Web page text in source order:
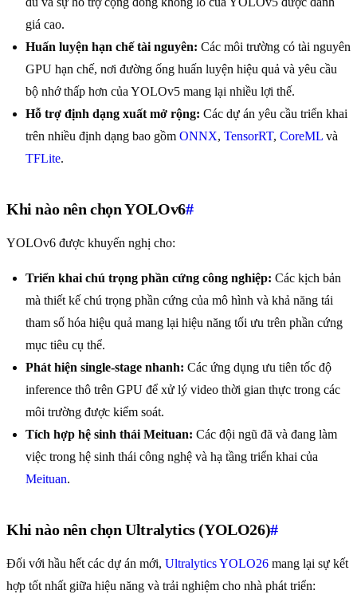
giá cao.
Huấn luyện hạn chế tài nguyên: Các môi trường có tài nguyên
GPU hạn chế, nơi đường ống huấn luyện hiệu quả và yêu cầu
bộ nhớ thấp hơn của YOLOv5 mang lại nhiều lợi thế.
Hỗ trợ định dạng xuất mở rộng: Các dự án yêu cầu triển khai
trên nhiều định dạng bao gồm ONNX, TensorRT, CoreML và
TFLite.
Khi nào nên chọn YOLOv6#
YOLOv6 được khuyến nghị cho:
Triển khai chú trọng phần cứng công nghiệp: Các kịch bản
mà thiết kế chú trọng phần cứng của mô hình và khả năng tái
tham số hóa hiệu quả mang lại hiệu năng tối ưu trên phần cứng
mục tiêu cụ thể.
Phát hiện single-stage nhanh: Các ứng dụng ưu tiên tốc độ
inference thô trên GPU để xử lý video thời gian thực trong các
môi trường được kiểm soát.
Tích hợp hệ sinh thái Meituan: Các đội ngũ đã và đang làm
việc trong hệ sinh thái công nghệ và hạ tầng triển khai của
Meituan.
Khi nào nên chọn Ultralytics (YOLO26)#
Đối với hầu hết các dự án mới, Ultralytics YOLO26 mang lại sự kết
hợp tốt nhất giữa hiệu năng và trải nghiệm cho nhà phát triển: